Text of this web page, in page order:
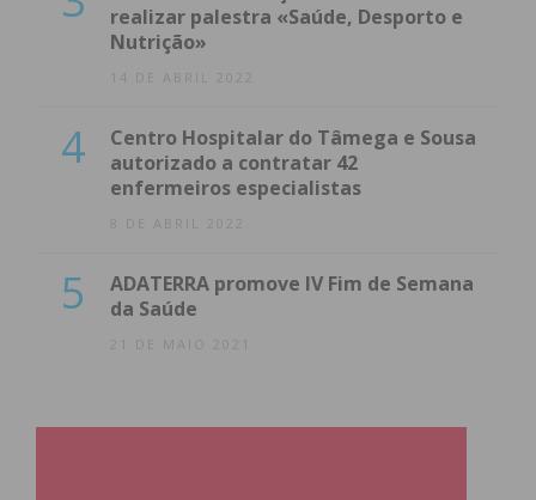
realizar palestra «Saúde, Desporto e
Nutrição»
14 DE ABRIL 2022
4
Centro Hospitalar do Tâmega e Sousa
autorizado a contratar 42
enfermeiros especialistas
8 DE ABRIL 2022
5
ADATERRA promove IV Fim de Semana
da Saúde
21 DE MAIO 2021